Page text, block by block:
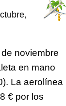
noviembre
en mano
La aerolínea
€ por los